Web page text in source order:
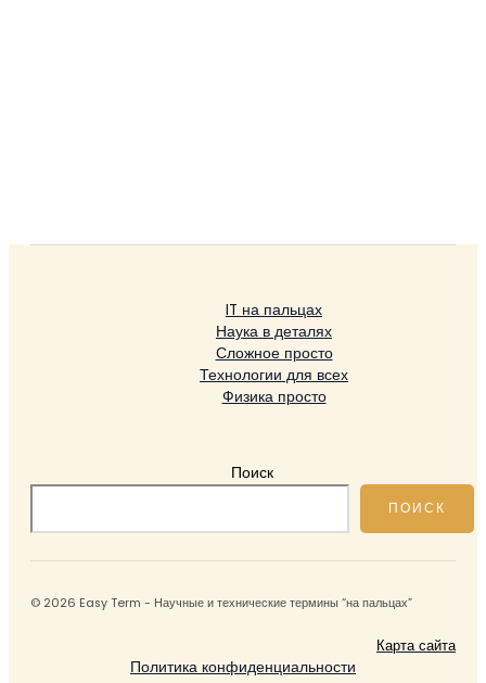
IT на пальцах
Наука в деталях
Сложное просто
Технологии для всех
Физика просто
Поиск
ПОИСК
© 2026 Easy Term - Научные и технические термины “на пальцах”
Карта сайта
Политика конфиденциальности